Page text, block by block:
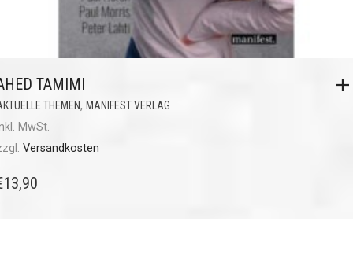
TAMIMI
THEMEN, MANIFEST VERLAG
MwSt.
Versandkosten
13,90